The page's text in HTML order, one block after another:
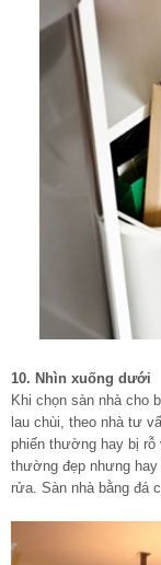
10. Nhìn xuống dưới
Khi chọn sàn nhà cho
lau chùi, theo nhà tư
phiến thường hay bị rỗ
thường đẹp nhưng
rửa. Sàn nhà bằng đá